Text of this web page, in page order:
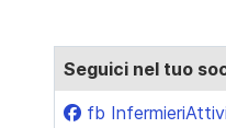
Seguici nel tuo
fb InfermieriAttivi